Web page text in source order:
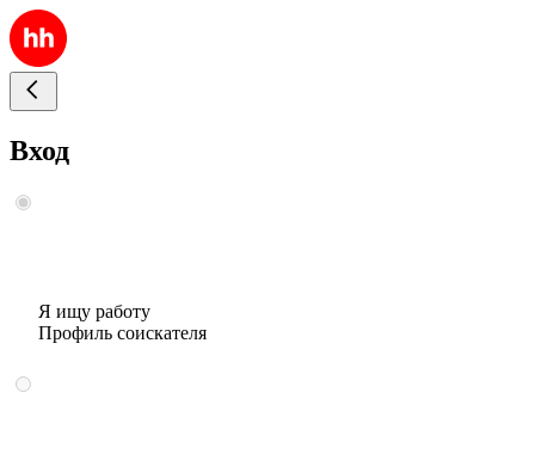
Вход
Я ищу работу
Профиль соискателя